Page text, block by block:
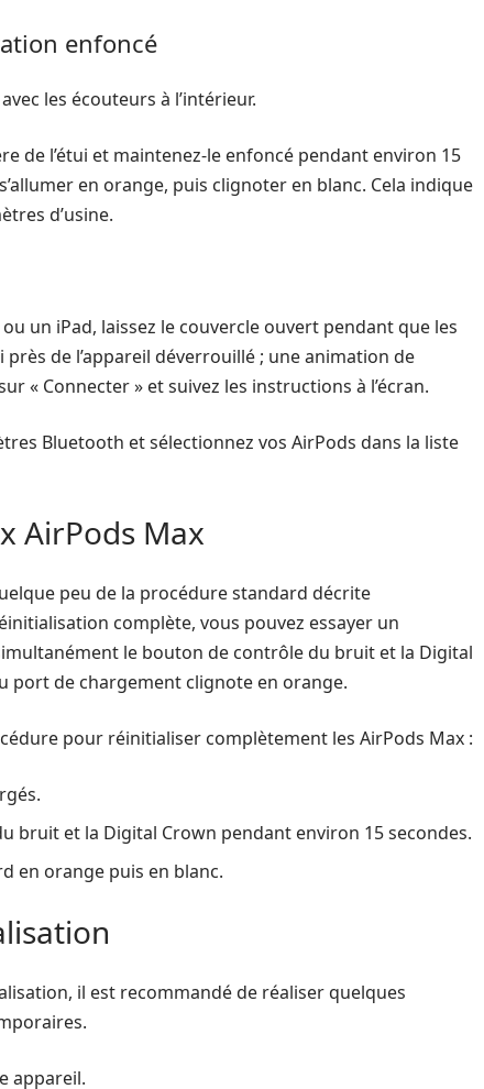
enfoncé
les écouteurs à l’intérieur.
de l’étui et maintenez-le enfoncé pendant environ 15
en orange, puis clignoter en blanc. Cela indique
d’usine.
un iPad, laissez le couvercle ouvert pendant que les
près de l’appareil déverrouillé ; une animation de
« Connecter » et suivez les instructions à l’écran.
Bluetooth et sélectionnez vos AirPods dans la liste
AirPods Max
peu de la procédure standard décrite
complète, vous pouvez essayer un
le bouton de contrôle du bruit et la Digital
port de chargement clignote en orange.
pour réinitialiser complètement les AirPods Max :
bruit et la Digital Crown pendant environ 15 secondes.
en orange puis en blanc.
il est recommandé de réaliser quelques
appareil.